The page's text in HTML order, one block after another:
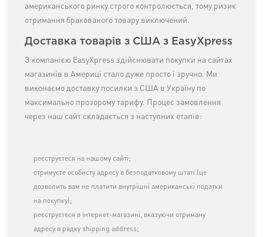
американського ринку строго контролюється, тому ризик
отримання бракованого товару виключений.
Доставка товарів з США з EasyXpress
З компанією EasyXpress здійснювати покупки на сайтах
магазинів в Америці стало дуже просто і зручно. Ми
виконаємо доставку посилки з США в Україну по
максимально прозорому тарифу. Процес замовлення
через наш сайт складається з наступних етапів:
реєструєтеся на нашому сайті;
отримуєте особисту адресу в безподатковому штаті (це
дозволить вам не платити внутрішні американські податки
на покупку);
реєструєтеся в інтернет-магазині, вказуючи отриману
адресу в рядку shipping address;